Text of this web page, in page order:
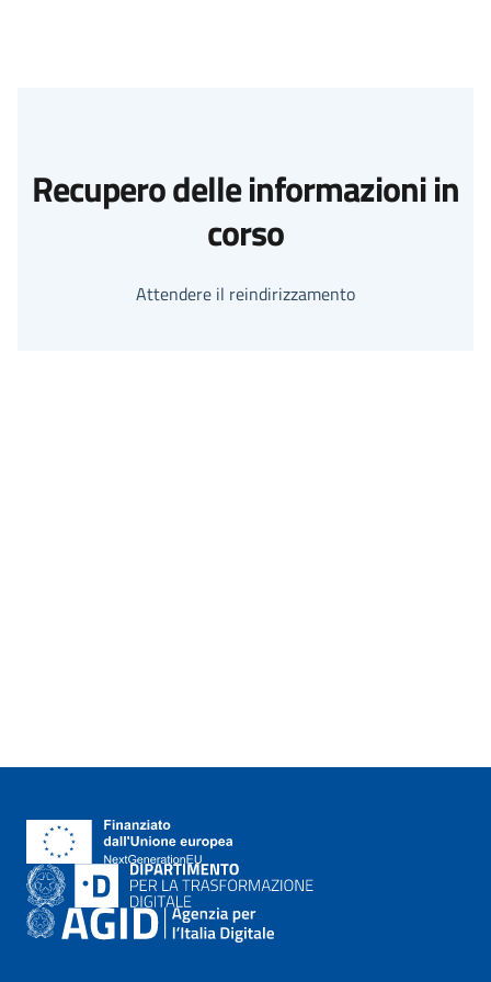
Recupero delle informazioni in
corso
Attendere il reindirizzamento